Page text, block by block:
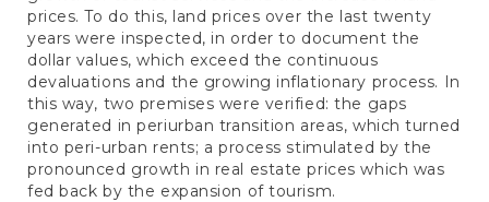
prices. To do this, land prices over the last twenty
years were inspected, in order to document the
dollar values, which exceed the continuous
devaluations and the growing inflationary process. In
this way, two premises were verified: the gaps
generated in periurban transition areas, which turned
into peri-urban rents; a process stimulated by the
pronounced growth in real estate prices which was
fed back by the expansion of tourism.